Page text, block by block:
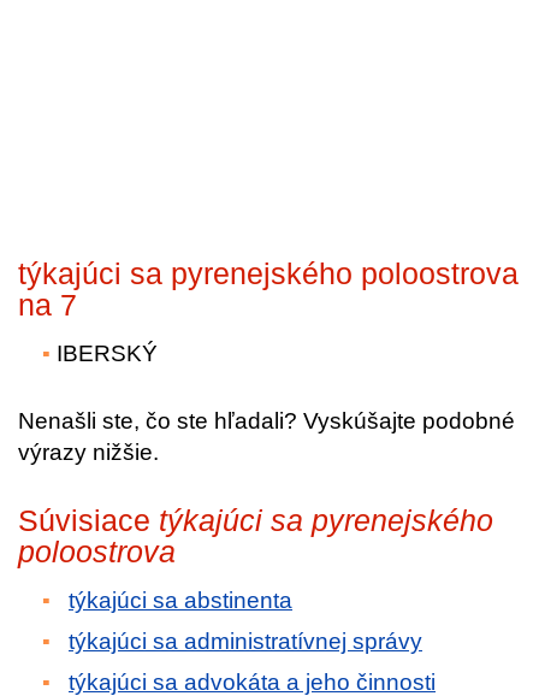
týkajúci sa pyrenejského poloostrova
na 7
IBERSKÝ
Nenašli ste, čo ste hľadali? Vyskúšajte podobné
výrazy nižšie.
Súvisiace týkajúci sa pyrenejského
poloostrova
týkajúci sa abstinenta
týkajúci sa administratívnej správy
týkajúci sa advokáta a jeho činnosti